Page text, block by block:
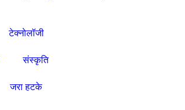
टेक्नोलॉजी
संस्कृति
जरा हटके